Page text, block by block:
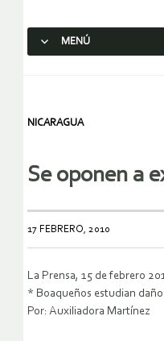
MENÚ
NICARAGUA
Se oponen a
17 FEBRERO, 2010
La Prensa, 15 de febrero
* Boaqueños estudian
Por: Auxiliadora Martínez